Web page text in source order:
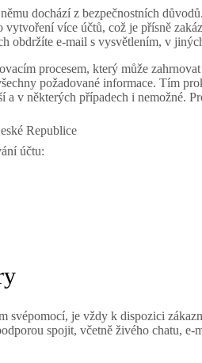
dochází z bezpečnostních
více účtů, což je přísně
e-mail s vysvětlením, v
procesem, který může
požadované informace. Tím
v některých případech i nemožné.
účtu:
svépomocí, je vždy k dispozici
spojit, včetně živého chatu,